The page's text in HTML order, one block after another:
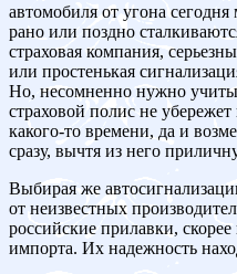
автомобиля от угона
рано или поздно
страховая компания,
или простенькая
Но, несомненно нужно
страховой полис не
какого-то времени, да и
сразу, вычтя из него
Выбирая же
от неизвестных
российские прилавки, скорее
импорта. Их надежность